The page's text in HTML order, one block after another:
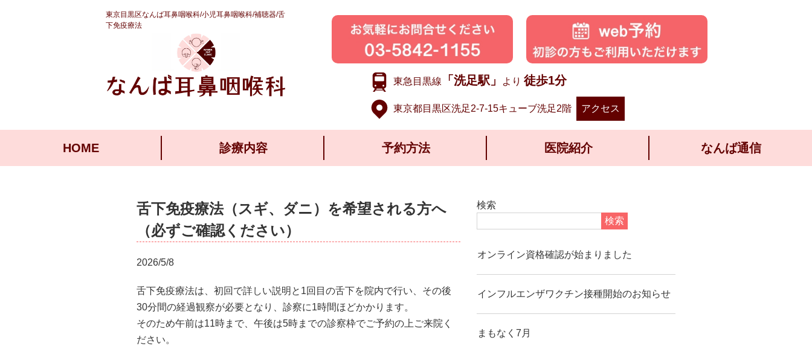
東京目黒区なんば耳鼻咽喉科/小児耳鼻咽喉科/補聴器/舌
下免疫療法
東急目黒線 「洗足駅」 より 徒歩1分
東京都目黒区洗足2-7-15キューブ洗足2階 アクセス
HOME 診療内容 予約方法 医院紹介 なんば通信
舌下免疫療法（スギ、ダニ）を希望される方へ
（必ずご確認ください）
2026/5/8
舌下免疫療法は、初回で詳しい説明と1回目の舌下を院内で行い、その後
30分間の経過観察が必要となり、診察に1時間ほどかかります。
そのため午前は11時まで、午後は5時までの診察枠でご予約の上ご来院く
ださい。
検索
検索
オンライン資格確認が始まりました
インフルエンザワクチン接種開始のお知らせ
まもなく7月